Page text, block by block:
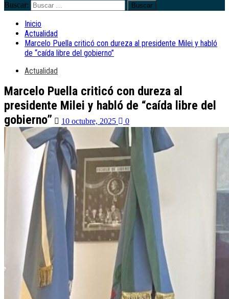
Buscar:
Inicio
Actualidad
Marcelo Puella criticó con dureza al presidente Milei y habló
de “caída libre del gobierno”
Actualidad
Marcelo Puella criticó con dureza al
presidente Milei y habló de “caída libre del
gobierno”
10 octubre, 2025 0